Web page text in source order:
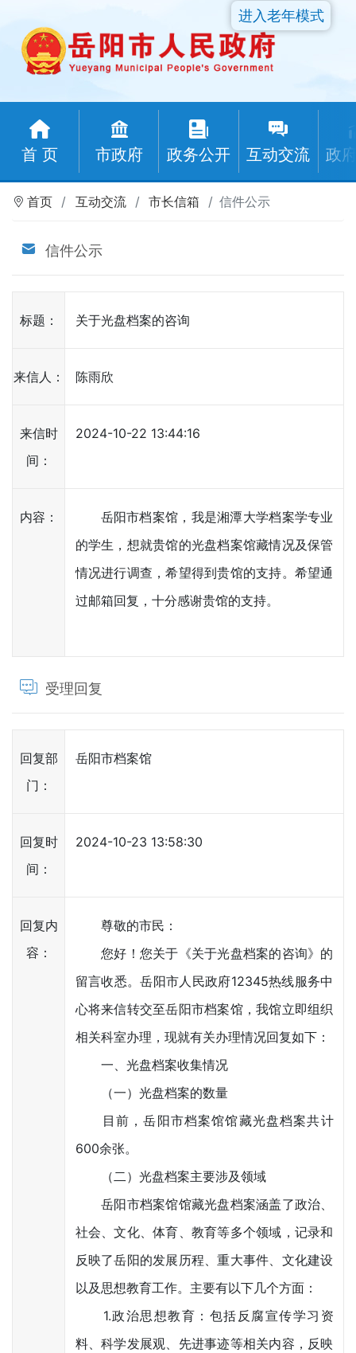
首 页 市政府 政务公开 互动交流 政
进入老年模式
首页 互动交流 市长信箱 信件公示
信件公示
标题： 关于光盘档案的咨询
来信人： 陈雨欣
来信时
间：
2024-10-22 13:44:16
内容：
岳阳市档案馆，我是湘潭大学档案学专业
的学生，想就贵馆的光盘档案馆藏情况及保管
情况进行调查，希望得到贵馆的支持。希望通
过邮箱回复，十分感谢贵馆的支持。
受理回复
回复部
门：
岳阳市档案馆
回复时
间：
2024-10-23 13:58:30
回复内
容：
尊敬的市民：
您好！您关于《关于光盘档案的咨询》的
留言收悉。岳阳市人民政府12345热线服务中
心将来信转交至岳阳市档案馆，我馆立即组织
相关科室办理，现就有关办理情况回复如下：
一、光盘档案收集情况
（一）光盘档案的数量
目前，岳阳市档案馆馆藏光盘档案共计
600余张。
（二）光盘档案主要涉及领域
岳阳市档案馆馆藏光盘档案涵盖了政治、
社会、文化、体育、教育等多个领域，记录和
反映了岳阳的发展历程、重大事件、文化建设
以及思想教育工作。主要有以下几个方面：
1.政治思想教育：包括反腐宣传学习资
料、科学发展观、先进事迹等相关内容，反映